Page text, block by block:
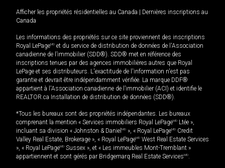
Afficher les propriétés résidentielles au Canada
Dernières inscriptions au
Canada
Les informations des propriétés sur ce site proviennent des inscriptions
Royal LePageMD et du service de distribution de données de l'Association
canadienne de l’immobilier (SDD®). SDD® met en référence des
inscriptions tenues par des agences immobilières autres que Royal
LePage et ses distributeurs. L'exactitude de l'information n'est pas
garantie et devrait être indépendamment vérifiée. La marque DDF®
appartient à l'Association canadienne de l’immobilier (ACI) et identifie le
REALTOR.ca Installation de distribution de données (SDD®).
*Tous les bureaux sont des propriétés indépendantes. Les bureaux
comprenant la mention « Services immobiliers Royal LePageMD Ltée »,
incluant sa division « Johnston & Daniel MD », « Royal LePageMD Credit
Valley Real Estate, Brokerage », « Royal LePageMD West Real Estate Services
», « Royal LePageMD Sussex », et « Les immeubles Mont-Tremblant »
appartiennent et sont gérés par Bridgemarq Real Estate ServicesMD.